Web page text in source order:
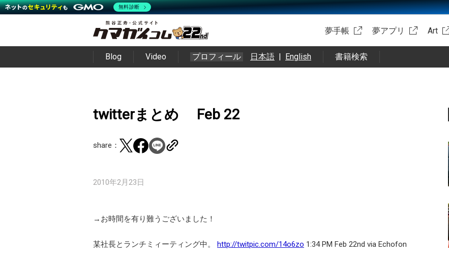
夢手帳 夢アプリ Art
Blog Video プロフィール 日本語 | English 書籍検索
twitterまとめ Feb 22
share：
2010年2月23日
→お時間を有り難うございました！
某社長とランチミィーティング中。 http://twitpic.com/14o6zo 1:34 PM Feb 22nd via Echofon
無料診断